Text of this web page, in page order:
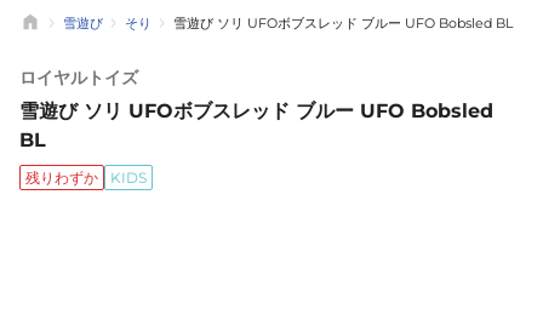
雪遊び そり 雪遊び ソリ UFOボブスレッド ブルー UFO Bobsled BL
ロイヤルトイズ
雪遊び ソリ UFOボブスレッド ブルー UFO Bobsled
BL
残りわずか KIDS